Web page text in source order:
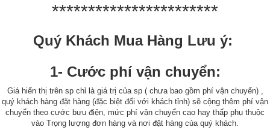
***********************
Quý Khách Mua Hàng Lưu ý:
1- Cước phí vận chuyển:
Giá hiển thị trên sp chỉ là giá trị của sp ( chưa bao gồm phí vận chuyển) ,
quý khách hàng đặt hàng (đặc biệt đối với khách tỉnh) sẽ cộng thêm phí vận
chuyển theo cước bưu điện, mức phí vận chuyển cao hay thấp phụ thuộc
vào Trọng lượng đơn hàng và nơi đặt hàng của quý khách.